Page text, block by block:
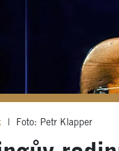
Foto: Petr Klapper